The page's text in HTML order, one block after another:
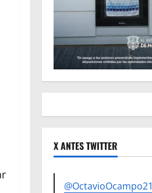
X ANTES TWITTER
@OctavioOcampo21